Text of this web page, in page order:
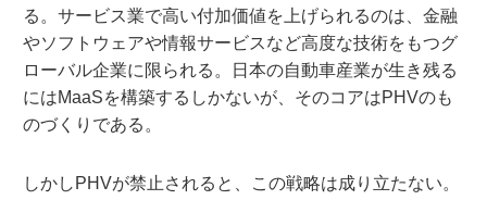
る。サービス業で高い付加価値を上げられるのは、金融
やソフトウェアや情報サービスなど高度な技術をもつグ
ローバル企業に限られる。日本の自動車産業が生き残る
にはMaaSを構築するしかないが、そのコアはPHVのも
のづくりである。
しかしPHVが禁止されると、この戦略は成り立たない。